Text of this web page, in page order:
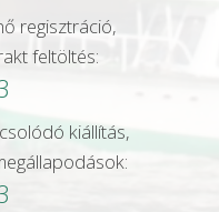
regisztráció,
feltöltés:
kiállítás,